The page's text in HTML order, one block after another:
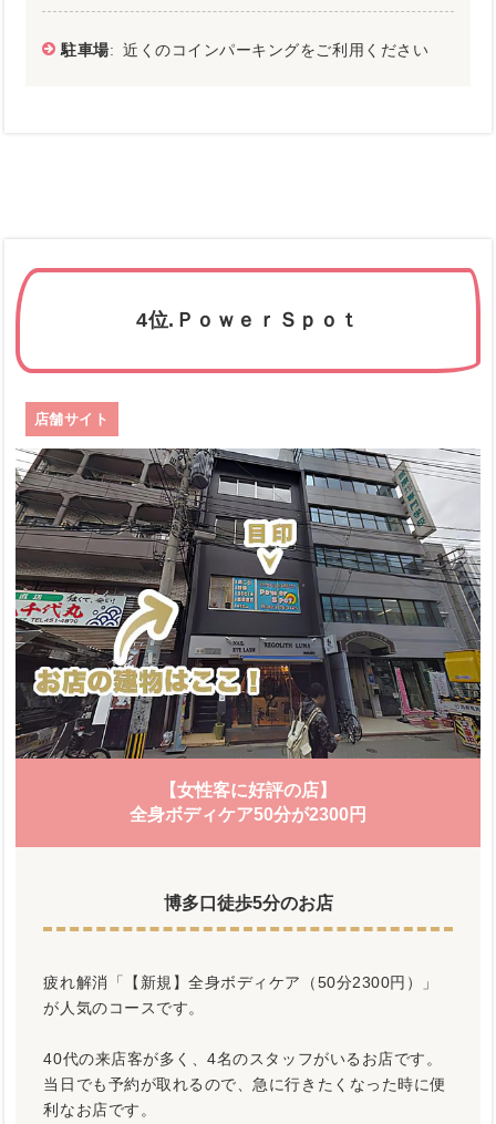
駐車場: 近くのコインパーキングをご利用ください
4位.ＰｏｗｅｒＳｐｏｔ
店舗サイト
【女性客に好評の店】
全身ボディケア50分が2300円
博多口徒歩5分のお店
疲れ解消「【新規】全身ボディケア（50分2300円）」
が人気のコースです。
40代の来店客が多く、4名のスタッフがいるお店です。
当日でも予約が取れるので、急に行きたくなった時に便
利なお店です。